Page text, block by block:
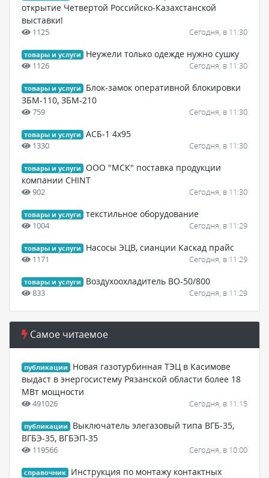
открытие Четвертой Российско-Казахстанской
выставки!
1125 Сегодня, в 11:30
товары и услуги Неужели только одежде нужно сушку
1126 Сегодня, в 11:30
товары и услуги
Блок-замок оперативной блокировки
ЗБМ-110, ЗБМ-210
759 Сегодня, в 11:30
товары и услуги АСБ-1 4х95
1330 Сегодня, в 11:30
товары и услуги
ООО "МСК" поставка продукции
компании CHINT
902 Сегодня, в 11:30
товары и услуги текстильное оборудование
1004 Сегодня, в 11:29
товары и услуги Насосы ЭЦВ, сианции Каскад прайс
1171 Сегодня, в 11:29
товары и услуги Воздухоохладитель ВО-50/800
833 Сегодня, в 11:29
Самое читаемое
публикации
Новая газотурбинная ТЭЦ в Касимове
выдаст в энергосистему Рязанской области более 18
МВт мощности
491026 Сегодня, в 11:15
публикации
Выключатель элегазовый типа ВГБ-35,
ВГБЭ-35, ВГБЭП-35
119566 Сегодня, в 10:00
справочник
Инструкция по монтажу контактных